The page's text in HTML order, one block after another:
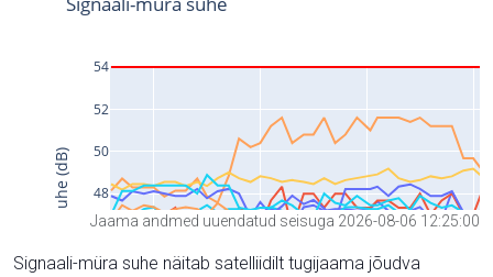
Jaama andmed uuendatud seisuga 2026-08-06 12:25:00
Signaali-müra suhe näitab satelliidilt tugijaama jõudva